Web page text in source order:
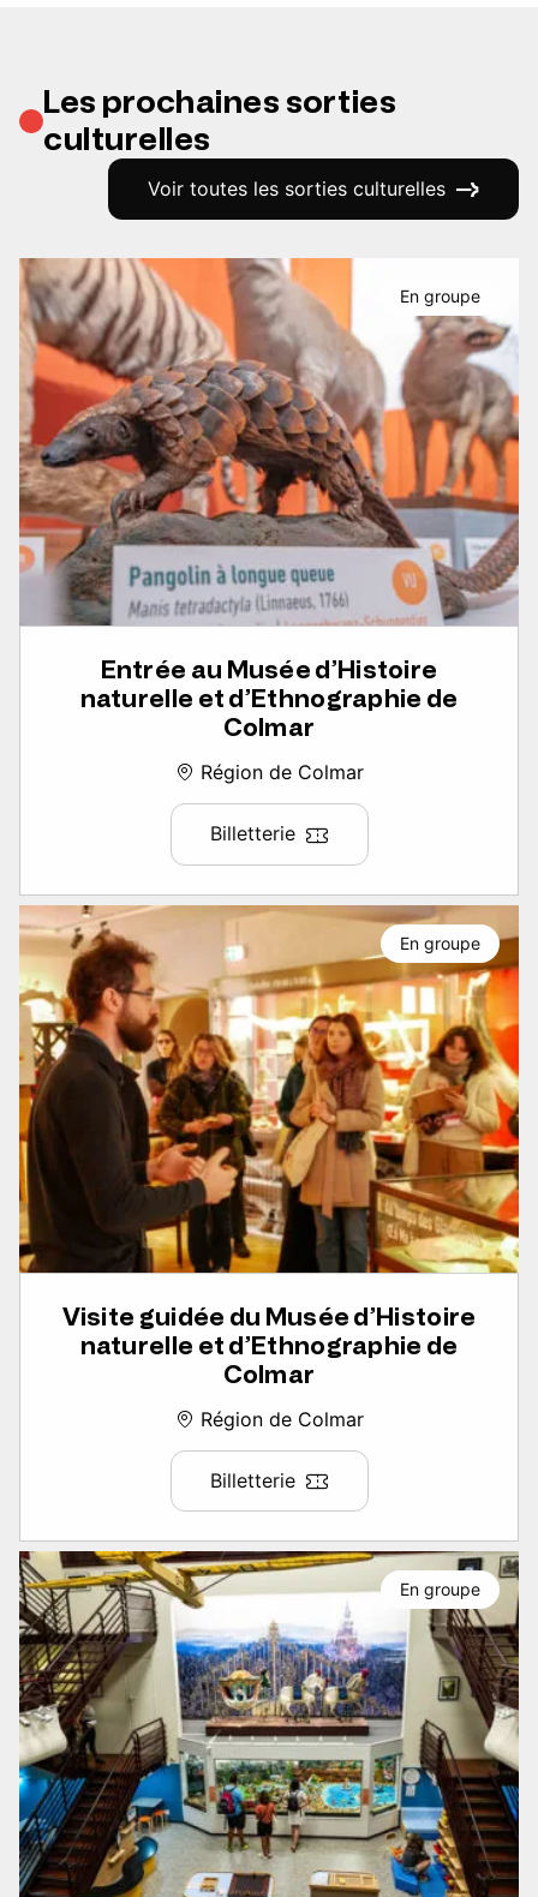
Les prochaines sorties
culturelles
Voir toutes les sorties culturelles
Entrée au Musée d’Histoire
naturelle et d’Ethnographie de
Colmar
Région de Colmar
Billetterie
En groupe
Visite guidée du Musée d’Histoire
naturelle et d’Ethnographie de
Colmar
Région de Colmar
Billetterie
En groupe
En groupe